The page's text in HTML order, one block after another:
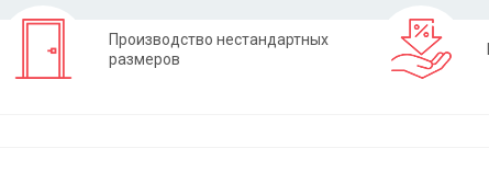
Производство нестандартных
размеров